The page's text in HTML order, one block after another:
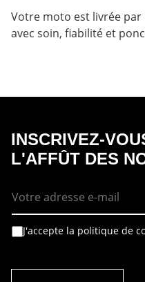
Votre moto est livrée
avec soin, fiabilité et
INSCRIVEZ-
L'AFFÛT DES
-
a
i
l
P
-
a
i
l
A
c
J'accepte la politique de